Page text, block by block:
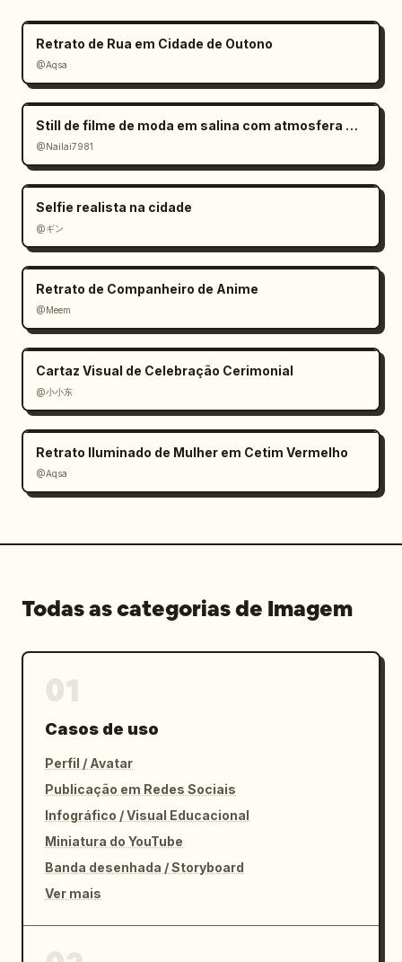
Retrato de Rua em Cidade de Outono
@Aqsa
Still de filme de moda em salina com atmosfera melancólica
@Nailai7981
Selfie realista na cidade
@ギン
Retrato de Companheiro de Anime
@Meem
Cartaz Visual de Celebração Cerimonial
@小小东
Retrato Iluminado de Mulher em Cetim Vermelho
@Aqsa
Todas as categorias de Imagem
Casos de uso
Perfil / Avatar
Publicação em Redes Sociais
Infográfico / Visual Educacional
Miniatura do YouTube
Banda desenhada / Storyboard
Ver mais